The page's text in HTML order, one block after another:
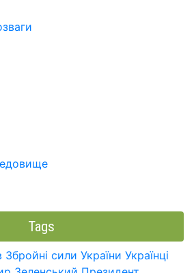
Tags
Збройні сили України Українці